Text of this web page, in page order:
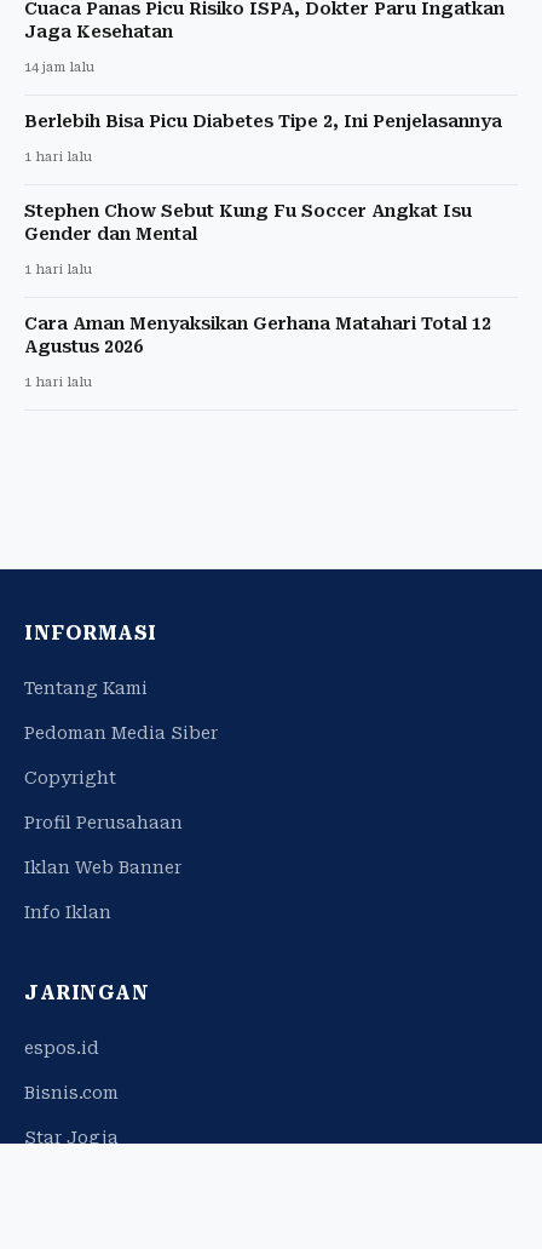
Cuaca Panas Picu Risiko ISPA, Dokter Paru Ingatkan
Jaga Kesehatan
14 jam lalu
Berlebih Bisa Picu Diabetes Tipe 2, Ini Penjelasannya
1 hari lalu
Stephen Chow Sebut Kung Fu Soccer Angkat Isu
Gender dan Mental
1 hari lalu
Cara Aman Menyaksikan Gerhana Matahari Total 12
Agustus 2026
1 hari lalu
INFORMASI
Tentang Kami
Pedoman Media Siber
Copyright
Profil Perusahaan
Iklan Web Banner
Info Iklan
JARINGAN
espos.id
Bisnis.com
Star Jogja